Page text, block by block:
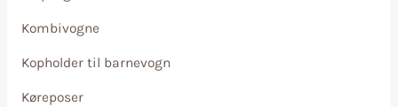
Kombivogne
Kopholder til barnevogn
Køreposer